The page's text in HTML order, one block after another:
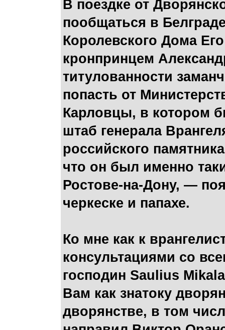
В поездке от
пообщаться в
Королевского Дома
кронпринцем
титулованности
попасть от
Карловцы, в котором
штаб генерала
российского
что он был именно
Ростове-на-Дону, —
черкеске и папахе.
Ко мне как к
консультациями со
господин Saulius
Вам как знатоку
дворянстве, в том